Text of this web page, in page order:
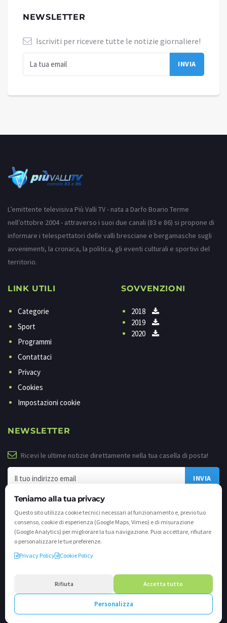
Teniamo alla tua privacy
Questo sito utilizza cookie tecnici necessari al funzionamento e, previo tuo
consenso, cookie di esperienza (Google Maps, Vimeo) e di misurazione
(Google Analytics) per migliorare la tua navigazione. Puoi accettare, rifiutare
o personalizzare le tue preferenze.
Privacy Policy
Cookie Policy
Personalizza
Rifiuta Accetta tutto
NEWSLETTER
Iscriviti per ricevere tutte le notizie giornaliere!
L’emittente televisiva Più Valli TV - nata a Darfo Boario Terme
nell’ottobre 2004 - attraverso i suoi due canali (83 e 86) si propone di
informare i telespettatori delle valli bresciane e bergamasche sugli
avvenimenti, la cronaca, la politica, gli eventi culturali e sportivi del
territorio.
LINK UTILI
Categorie
Sport
Programmi
Contattaci
Privacy
Cookies
Impostazioni cookie
SOVVENZIONI
2018
2019
2020
NEWSLETTER
Ricevi le ultime notizie direttamente nella tua casella di posta!
Darfo Boario Terme (Bs) P.IVA e C.F. 02539810982 - REA / CCIAA (Bs) n. 458309
cap. soc. €894.900,00 i.v.
Crea.one